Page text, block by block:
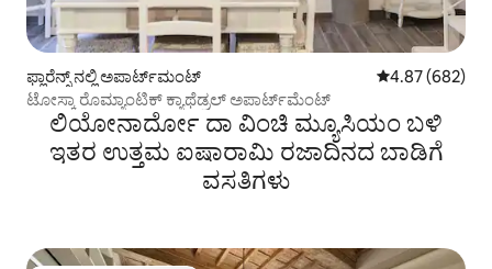
ಫ್ಲಾರೆನ್ಸ್ ನಲ್ಲಿ ಅಪಾರ್ಟ್‌ಮಂಟ್ 5 ರಲ್ಲಿ 4.87
4.87 (682)
ಟೋಸ್ಕಾ ರೊಮ್ಯಾಂಟಿಕ್ ಕ್ಯಾಥೆಡ್ರಲ್ ಅಪಾರ್ಟ್‌ಮೆಂಟ್
ಲಿಯೋನಾರ್ದೋ ದಾ ವಿಂಚಿ ಮ್ಯೂಸಿಯಂ ಬಳಿ
ಇತರ ಉತ್ತಮ ಐಷಾರಾಮಿ ರಜಾದಿನದ ಬಾಡಿಗೆ
ವಸತಿಗಳು